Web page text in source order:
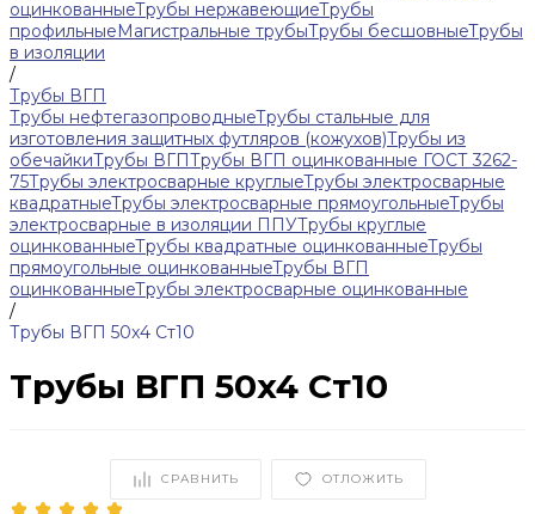
оцинкованныеТрубы нержавеющиеТрубы
профильныеМагистральные трубыТрубы бесшовныеТрубы
в изоляции
/
Трубы ВГП
Трубы нефтегазопроводныеТрубы стальные для
изготовления защитных футляров (кожухов)Трубы из
обечайкиТрубы ВГПТрубы ВГП оцинкованные ГОСТ 3262-
75Трубы электросварные круглыеТрубы электросварные
квадратныеТрубы электросварные прямоугольныеТрубы
электросварные в изоляции ППУТрубы круглые
оцинкованныеТрубы квадратные оцинкованныеТрубы
прямоугольные оцинкованныеТрубы ВГП
оцинкованныеТрубы электросварные оцинкованные
/
Трубы ВГП 50x4 Ст10
Трубы ВГП 50x4 Ст10
СРАВНИТЬ ОТЛОЖИТЬ